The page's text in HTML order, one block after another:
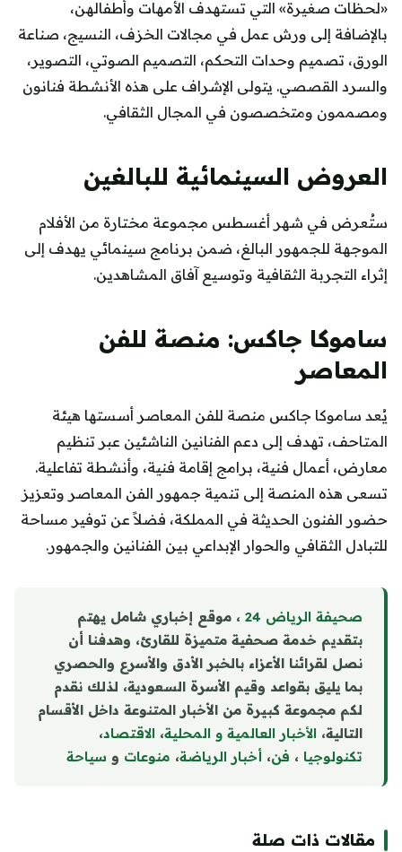
«لحظات صغيرة» التي تستهدف الأمهات وأطفالهن،
بالإضافة إلى ورش عمل في مجالات الخزف، النسيج، صناعة
الورق، تصميم وحدات التحكم، التصميم الصوتي، التصوير،
والسرد القصصي. يتولى الإشراف على هذه الأنشطة فنانون
ومصممون ومتخصصون في المجال الثقافي.
العروض السينمائية للبالغين
ستُعرض في شهر أغسطس مجموعة مختارة من الأفلام
الموجهة للجمهور البالغ، ضمن برنامج سينمائي يهدف إلى
إثراء التجربة الثقافية وتوسيع آفاق المشاهدين.
ساموكا جاكس: منصة للفن
المعاصر
يُعد ساموكا جاكس منصة للفن المعاصر أسستها هيئة
المتاحف، تهدف إلى دعم الفنانين الناشئين عبر تنظيم
معارض، أعمال فنية، برامج إقامة فنية، وأنشطة تفاعلية.
تسعى هذه المنصة إلى تنمية جمهور الفن المعاصر وتعزيز
حضور الفنون الحديثة في المملكة، فضلاً عن توفير مساحة
للتبادل الثقافي والحوار الإبداعي بين الفنانين والجمهور.
صحيفة الرياض 24
، موقع إخباري شامل يهتم
بتقديم خدمة صحفية متميزة للقارئ، وهدفنا أن
نصل لقرائنا الأعزاء بالخبر الأدق والأسرع والحصري
بما يليق بقواعد وقيم الأسرة السعودية، لذلك نقدم
لكم مجموعة كبيرة من الأخبار المتنوعة داخل الأقسام
التالية، الأخبار العالمية و المحلية، الاقتصاد،
تكنولوجيا ، فن، أخبار الرياضة، منوعات و سياحة
مقالات ذات صلة